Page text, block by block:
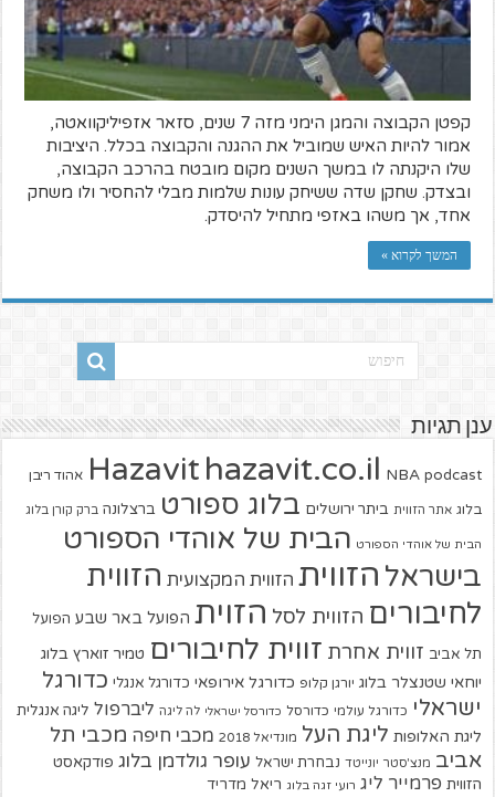
קפטן הקבוצה והמגן הימני מזה 7 שנים, סזאר אזפיליקוואטה,
אמור להיות האיש שמוביל את ההגנה והקבוצה בכלל. היציבות
שלו היקנתה לו במשך השנים מקום מובטח בהרכב הקבוצה,
ובצדק. שחקן שדה ששיחק עונות שלמות מבלי להחסיר ולו משחק
אחד, אך משהו באזפי מתחיל להיסדק.
המשך לקרוא »
ענן תגיות
Hazavit hazavit.co.il NBA podcast אהוד ריבן
בלוג אתר הזווית ביתר ירושלים בלוג ספורט ברצלונה ברק קורן בלוג
הבית של אוהדי הספורט הבית של אוהדי הספורט
בישראל הזווית הזווית המקצועית הזווית
לחיבורים הזווית לסל הזוית הפועל באר שבע הפועל
תל אביב זווית אחרת זווית לחיבורים טמיר זוארץ בלוג
יוחאי שטנצלר בלוג יורגן קלופ כדורגל אירופאי כדורגל אנגלי כדורגל
ישראלי כדורגל עולמי כדורסל כדורסל ישראלי לה ליגה ליברפול ליגה אנגלית
ליגת האלופות ליגת העל מונדיאל 2018 מכבי חיפה מכבי תל
אביב מנצ'סטר יונייטד נבחרת ישראל עופר גולדמן בלוג פודקאסט
הזווית פרמייר ליג רועי זגה בלוג ריאל מדריד